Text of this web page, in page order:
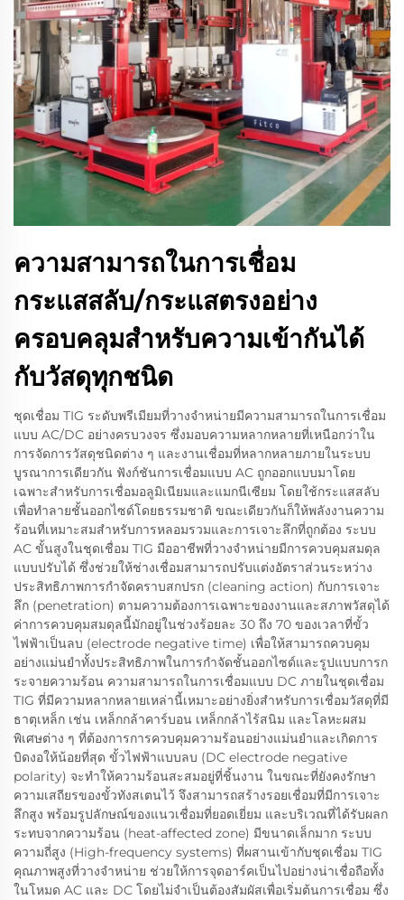
ความสามารถในการเชื่อม
กระแสสลับ/กระแสตรงอย่าง
ครอบคลุมสำหรับความเข้ากันได้
กับวัสดุทุกชนิด
ชุดเชื่อม TIG ระดับพรีเมียมที่วางจำหน่ายมีความสามารถในการเชื่อม
แบบ AC/DC อย่างครบวงจร ซึ่งมอบความหลากหลายที่เหนือกว่าใน
การจัดการวัสดุชนิดต่าง ๆ และงานเชื่อมที่หลากหลายภายในระบบ
บูรณาการเดียวกัน ฟังก์ชันการเชื่อมแบบ AC ถูกออกแบบมาโดย
เฉพาะสำหรับการเชื่อมอลูมิเนียมและแมกนีเซียม โดยใช้กระแสสลับ
เพื่อทำลายชั้นออกไซด์โดยธรรมชาติ ขณะเดียวกันก็ให้พลังงานความ
ร้อนที่เหมาะสมสำหรับการหลอมรวมและการเจาะลึกที่ถูกต้อง ระบบ
AC ขั้นสูงในชุดเชื่อม TIG มืออาชีพที่วางจำหน่ายมีการควบคุมสมดุล
แบบปรับได้ ซึ่งช่วยให้ช่างเชื่อมสามารถปรับแต่งอัตราส่วนระหว่าง
ประสิทธิภาพการกำจัดคราบสกปรก (cleaning action) กับการเจาะ
ลึก (penetration) ตามความต้องการเฉพาะของงานและสภาพวัสดุได้
ค่าการควบคุมสมดุลนี้มักอยู่ในช่วงร้อยละ 30 ถึง 70 ของเวลาที่ขั้ว
ไฟฟ้าเป็นลบ (electrode negative time) เพื่อให้สามารถควบคุม
อย่างแม่นยำทั้งประสิทธิภาพในการกำจัดชั้นออกไซด์และรูปแบบการก
ระจายความร้อน ความสามารถในการเชื่อมแบบ DC ภายในชุดเชื่อม
TIG ที่มีความหลากหลายเหล่านี้เหมาะอย่างยิ่งสำหรับการเชื่อมวัสดุที่มี
ธาตุเหล็ก เช่น เหล็กกล้าคาร์บอน เหล็กกล้าไร้สนิม และโลหะผสม
พิเศษต่าง ๆ ที่ต้องการการควบคุมความร้อนอย่างแม่นยำและเกิดการ
บิดงอให้น้อยที่สุด ขั้วไฟฟ้าแบบลบ (DC electrode negative
polarity) จะทำให้ความร้อนสะสมอยู่ที่ชิ้นงาน ในขณะที่ยังคงรักษา
ความเสถียรของขั้วทังสเตนไว้ จึงสามารถสร้างรอยเชื่อมที่มีการเจาะ
ลึกสูง พร้อมรูปลักษณ์ของแนวเชื่อมที่ยอดเยี่ยม และบริเวณที่ได้รับผลก
ระทบจากความร้อน (heat-affected zone) มีขนาดเล็กมาก ระบบ
ความถี่สูง (High-frequency systems) ที่ผสานเข้ากับชุดเชื่อม TIG
คุณภาพสูงที่วางจำหน่าย ช่วยให้การจุดอาร์คเป็นไปอย่างน่าเชื่อถือทั้ง
ในโหมด AC และ DC โดยไม่จำเป็นต้องสัมผัสเพื่อเริ่มต้นการเชื่อม ซึ่ง